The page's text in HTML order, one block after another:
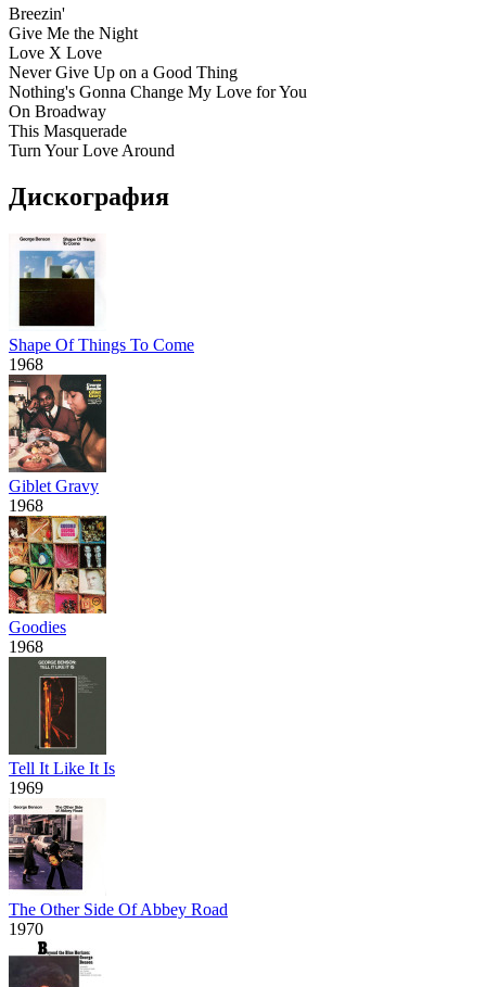
Breezin'
Give Me the Night
Love X Love
Never Give Up on a Good Thing
Nothing's Gonna Change My Love for You
On Broadway
This Masquerade
Turn Your Love Around
Дискография
Shape Of Things To Come
1968
Giblet Gravy
1968
Goodies
1968
Tell It Like It Is
1969
The Other Side Of Abbey Road
1970